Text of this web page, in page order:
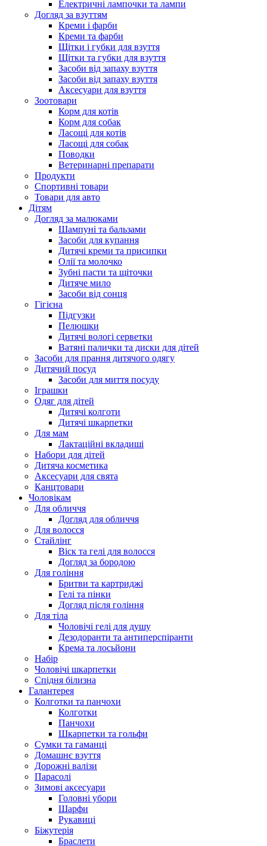
Електричні лампочки та лампи
Догляд за взуттям
Креми і фарби
Креми та фарби
Щітки і губки для взуття
Щітки та губки для взуття
Засоби від запаху взуття
Засоби від запаху взуття
Аксесуари для взуття
Зоотовари
Корм для котів
Корм для собак
Ласощі для котів
Ласощі для собак
Поводки
Ветеринарні препарати
Продукти
Спортивні товари
Товари для авто
Дітям
Догляд за малюками
Шампуні та бальзами
Засоби для купання
Дитячі креми та присипки
Олії та молочко
Зубні пасти та щіточки
Дитяче мило
Засоби від сонця
Гігієна
Підгузки
Пелюшки
Дитячі вологі серветки
Ватяні палички та диски для дітей
Засоби для прання дитячого одягу
Дитячий посуд
Засоби для миття посуду
Іграшки
Одяг для дітей
Дитячі колготи
Дитячі шкарпетки
Для мам
Лактаційні вкладиші
Набори для дітей
Дитяча косметика
Аксесуари для свята
Канцтовари
Чоловікам
Для обличчя
Догляд для обличчя
Для волосся
Стайлінг
Віск та гелі для волосся
Догляд за бородою
Для гоління
Бритви та картриджі
Гелі та пінки
Догляд після гоління
Для тіла
Чоловічі гелі для душу
Дезодоранти та антиперспіранти
Крема та лосьйони
Набір
Чоловічі шкарпетки
Спідня білизна
Галантерея
Колготки та панчохи
Колготки
Панчохи
Шкарпетки та гольфи
Сумки та гаманці
Домашнє взуття
Дорожні валізи
Парасолі
Зимові аксесуари
Головні убори
Шарфи
Рукавиці
Біжутерія
Браслети